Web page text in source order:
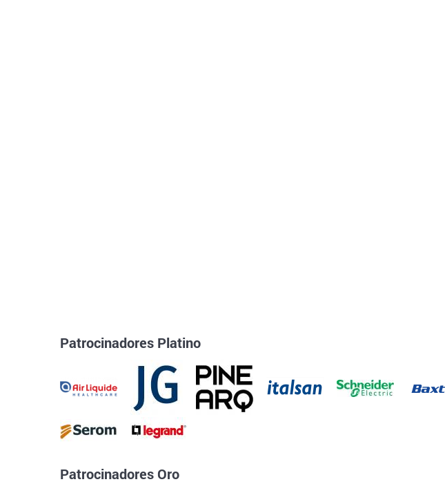
Patrocinadores Platino
Patrocinadores Oro